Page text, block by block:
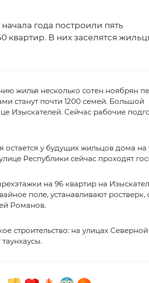
года построили пять
квартир. В них заселятся
жилья несколько сотен ноябрян
станут почти 1200 семей. Большой
Изыскателей. Сейчас рабочие
остается у будущих жильцов дома на
Республики сейчас проходят
на 96 квартир на
поле, устанавливают
Романов.
строительство: на улицах